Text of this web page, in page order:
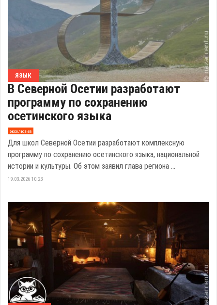
ЯЗЫК
В Северной Осетии разработают
программу по сохранению
осетинского языка
эксклюзив
Для школ Северной Осетии разработают комплексную
программу по сохранению осетинского языка, национальной
истории и культуры. Об этом заявил глава региона ...
19.03.2026 10:23